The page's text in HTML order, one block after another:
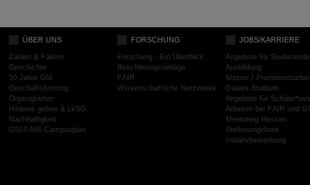
ÜBER UNS
Zahlen & Fakten
Geschichte
50 Jahre GSI
Geschäftsführung
Organigramm
Hinweis geben & LkSG
Nachhaltigkeit
GSI/FAIR-Campusplan
FORSCHUNG
Forschung - Ein Überblick
Beschleunigeranlage
FAIR
Wissenschaftliche Netzwerke
JOBS/KARRIERE
Angebote für Studierende
Ausbildung
Master /
Duales Studium
Angebote für
Arbeiten bei FAIR und
Mentoring Hessen
Stellenangebote
Initiativbewerbung